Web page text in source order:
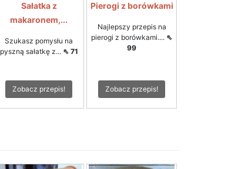
Sałatka z
makaronem,...
Szukasz pomysłu na
pyszną sałatkę z... ⇖ 71
Zobacz przepis!
Pierogi z borówkami
Najlepszy przepis na
pierogi z borówkami.... ⇖
99
Zobacz przepis!